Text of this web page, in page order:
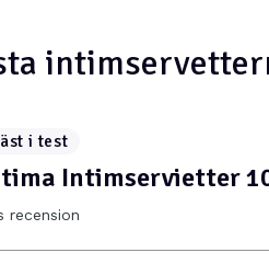
i test
Intimservietter
recension